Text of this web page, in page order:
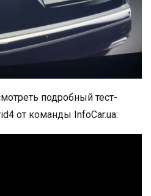
подробный тест-
от команды InfoCar.ua: